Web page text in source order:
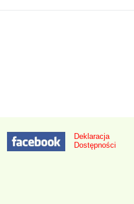
Deklaracja
Dostępności